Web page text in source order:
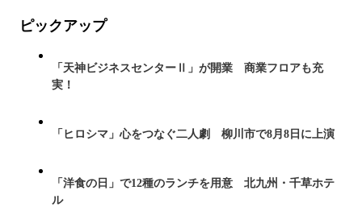
ピックアップ
「天神ビジネスセンターⅡ」が開業 商業フロアも充
実！
「ヒロシマ」心をつなぐ二人劇 柳川市で8月8日に上演
「洋食の日」で12種のランチを用意 北九州・千草ホテ
ル